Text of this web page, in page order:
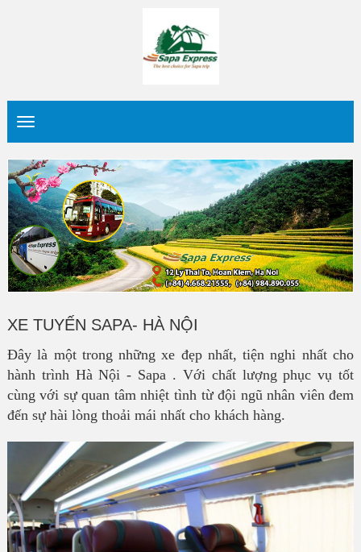
XE TUYẾN SAPA- HÀ NỘI
Đây là một trong những xe đẹp nhất, tiện nghi nhất cho
hành trình Hà Nội - Sapa . Với chất lượng phục vụ tốt
cùng với sự quan tâm nhiệt tình từ đội ngũ nhân viên đem
đến sự hài lòng thoải mái nhất cho khách hàng.